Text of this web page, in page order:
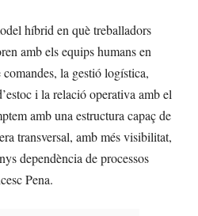
híbrid en què treballadors
amb els equips humans en
la gestió logística,
i la relació operativa amb el
amb una estructura capaç de
transversal, amb més visibilitat,
dependència de processos
Pena.